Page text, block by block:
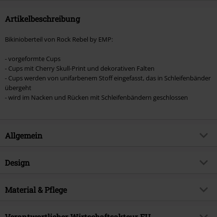
Artikelbeschreibung
Bikinioberteil von Rock Rebel by EMP:
- vorgeformte Cups
- Cups mit Cherry Skull-Print und dekorativen Falten
- Cups werden von unifarbenem Stoff eingefasst, das in Schleifenbänder
übergeht
- wird im Nacken und Rücken mit Schleifenbändern geschlossen
Allgemein
Artikelnummer:
Exklusiv bei EMP
EMP Exklusiv
Design
Produkt-Typ
Material & Pflege
Obermaterial
80% Polyamid, 20% Elasthan